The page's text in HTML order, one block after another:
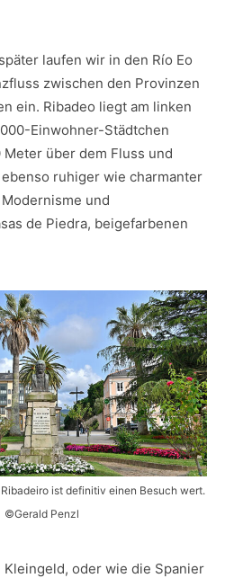
laufen wir in den Río Eo
zwischen den Provinzen
ein. Ribadeo liegt am linken
Einwohner-Städtchen
über dem Fluss und
ruhiger wie charmanter
und
de Piedra, beigefarbenen
ist definitiv einen Besuch wert.
©Gerald Penzl
oder wie die Spanier